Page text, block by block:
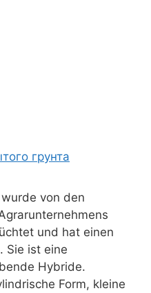
грунта
von den
und hat einen
Sie ist eine
Hybride.
Form, kleine